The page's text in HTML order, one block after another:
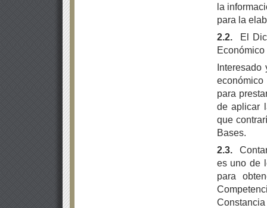
la
para la
2.2.
El
Interesado
para
de aplicar
que
Bases.
2.3.
es uno de
para